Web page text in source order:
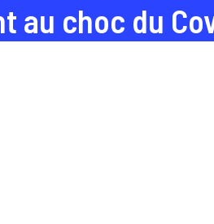
au choc du